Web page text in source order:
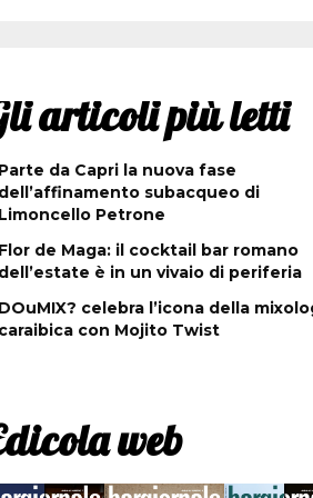
articoli più letti
da Capri la nuova fase
subacqueo di
Petrone
de Maga: il cocktail bar romano
è in un vivaio di periferia
celebra l’icona della
con Mojito Twist
web